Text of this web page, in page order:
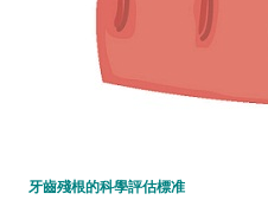
牙齒殘根的科學評估標准